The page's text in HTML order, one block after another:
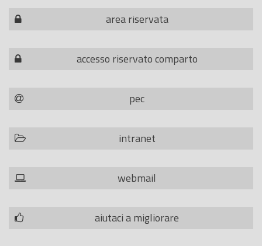
area riservata
accesso riservato comparto
pec
intranet
webmail
aiutaci a migliorare